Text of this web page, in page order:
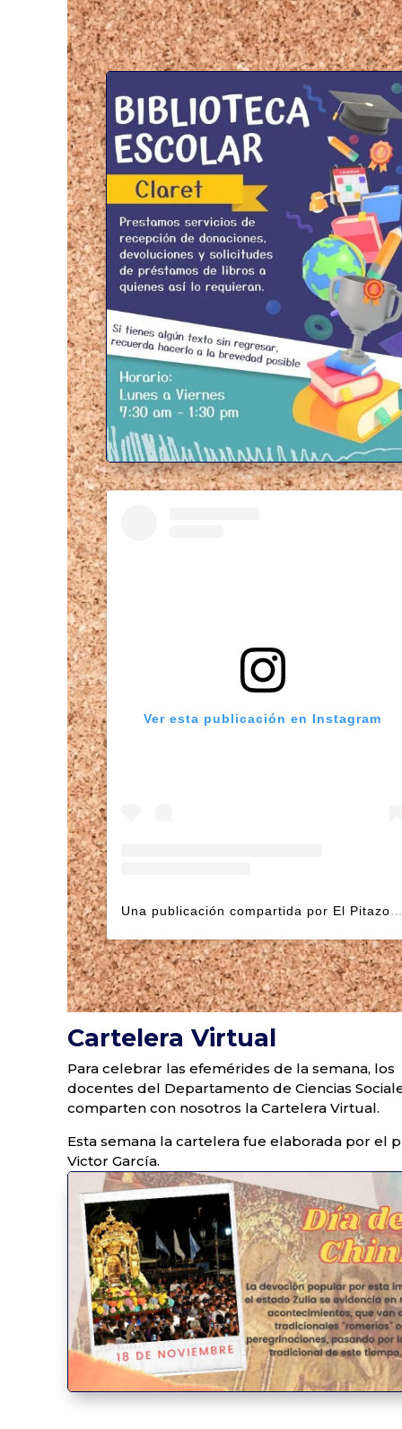
Ver esta publicación en Instagram
Una publicación compartida por El
Cartelera Virtual
Para celebrar las efemérides de la semana, los
docentes del Departamento de Ciencias
comparten con nosotros la Cartelera Virtual.
Esta semana la cartelera fue elaborada por el
Victor García.